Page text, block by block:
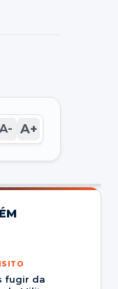
A- A+
fugir da